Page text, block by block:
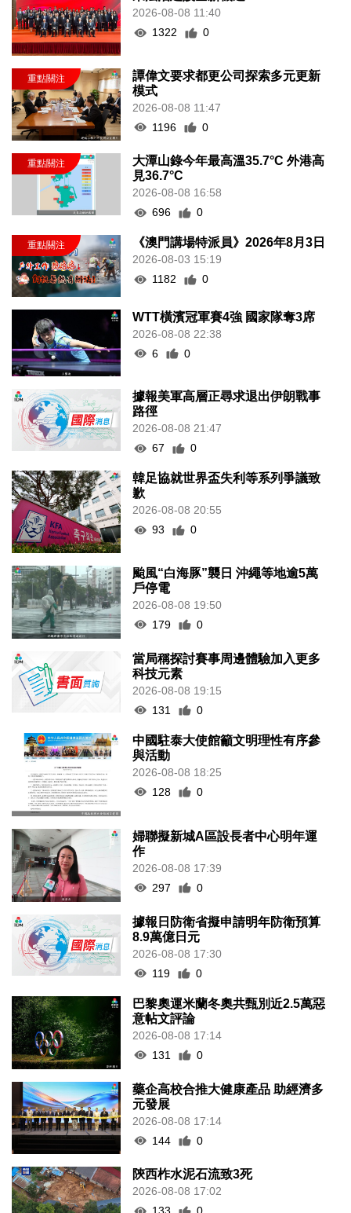
2026-08-08 11:40
1322
0
譚偉文要求都更公司探索多元更新
模式
2026-08-08 11:47
1196
0
大潭山錄今年最高溫35.7°C 外港高
見36.7°C
2026-08-08 16:58
696
0
《澳門講場特派員》2026年8月3日
2026-08-03 15:19
1182
0
WTT橫濱冠軍賽4強 國家隊奪3席
2026-08-08 22:38
6
0
據報美軍高層正尋求退出伊朗戰事
路徑
2026-08-08 21:47
67
0
韓足協就世界盃失利等系列爭議致
歉
2026-08-08 20:55
93
0
颱風“白海豚”襲日 沖繩等地逾5萬
戶停電
2026-08-08 19:50
179
0
當局稱探討賽事周邊體驗加入更多
科技元素
2026-08-08 19:15
131
0
中國駐泰大使館籲文明理性有序參
與活動
2026-08-08 18:25
128
0
婦聯擬新城A區設長者中心明年運
作
2026-08-08 17:39
297
0
據報日防衛省擬申請明年防衛預算
8.9萬億日元
2026-08-08 17:30
119
0
巴黎奧運米蘭冬奧共甄別近2.5萬惡
意帖文評論
2026-08-08 17:14
131
0
藥企高校合推大健康產品 助經濟多
元發展
2026-08-08 17:14
144
0
陝西柞水泥石流致3死
2026-08-08 17:02